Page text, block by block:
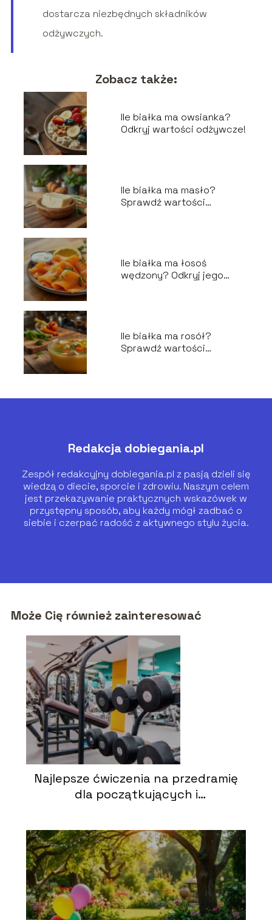
dostarcza niezbędnych składników
odżywczych.
Zobacz także:
Ile białka ma owsianka?
Odkryj wartości odżywcze!
Ile białka ma masło?
Sprawdź wartości
Ile białka ma łosoś
wędzony? Odkryj jego
Ile białka ma rosół?
Sprawdź wartości
Redakcja dobiegania.pl
Zespół redakcyjny dobiegania.pl z pasją dzieli się
wiedzą o diecie, sporcie i zdrowiu. Naszym celem
jest przekazywanie praktycznych wskazówek w
przystępny sposób, aby każdy mógł zadbać o
siebie i czerpać radość z aktywnego stylu życia.
Może Cię również zainteresować
Najlepsze ćwiczenia na przedramię
dla początkujących i